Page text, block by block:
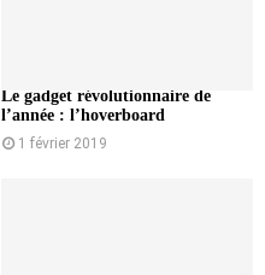
Le gadget révolutionnaire de
l’année : l’hoverboard
1 février 2019